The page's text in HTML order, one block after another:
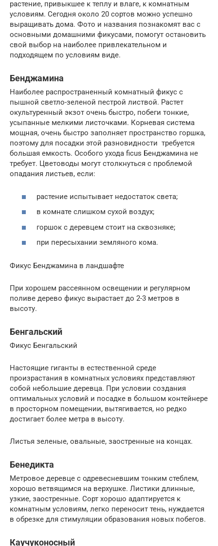
растение, привыкшее к теплу и влаге, к комнатным
условиям. Сегодня около 20 сортов можно успешно
выращивать дома. Фото и названия познакомят вас с
основными домашними фикусами, помогут остановить
свой выбор на наиболее привлекательном и
подходящем по условиям виде.
Бенджамина
Наиболее распространенный комнатный фикус с
пышной светло-зеленой пестрой листвой. Растет
окультуренный экзот очень быстро, побеги тонкие,
усыпанные мелкими листочками. Корневая система
мощная, очень быстро заполняет пространство горшка,
поэтому для посадки этой разновидности требуется
большая емкость. Особого ухода ficus Бенджамина не
требует. Цветоводы могут столкнуться с проблемой
опадания листьев, если:
растение испытывает недостаток света;
в комнате слишком сухой воздух;
горшок с деревцем стоит на сквозняке;
при пересыхании земляного кома.
Фикус Бенджамина в ландшафте
При хорошем рассеянном освещении и регулярном
поливе дерево фикус вырастает до 2-3 метров в
высоту.
Бенгальский
Фикус Бенгальский
Настоящие гиганты в естественной среде
произрастания в комнатных условиях представляют
собой небольшие деревца. При условии создания
оптимальных условий и посадке в большом контейнере
в просторном помещении, вытягивается, но редко
достигает более метра в высоту.
Листья зеленые, овальные, заостренные на концах.
Бенедикта
Метровое деревце с одревесневшим тонким стеблем,
хорошо ветвящимся на верхушке. Листики длинные,
узкие, заостренные. Сорт хорошо адаптируется к
комнатным условиям, легко переносит тень, нуждается
в обрезке для стимуляции образования новых побегов.
Каучуконосный